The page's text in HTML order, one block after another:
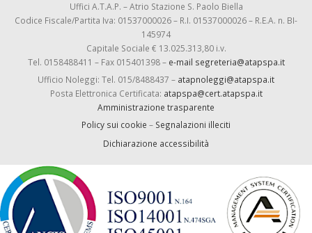
Uffici A.T.A.P. – Atrio Stazione S. Paolo Biella
Codice Fiscale/Partita Iva: 01537000026 – R.I. 01537000026 – R.E.A. n. BI-
145974
Capitale Sociale € 13.025.313,80 i.v.
Tel. 0158488411 – Fax 015401398 – e-mail segreteria@atapspa.it
Ufficio Noleggi: Tel. 015/8488437 – atapnoleggi@atapspa.it
Posta Elettronica Certificata: atapspa@cert.atapspa.it
Amministrazione trasparente
Policy sui cookie – Segnalazioni illeciti
Dichiarazione accessibilità